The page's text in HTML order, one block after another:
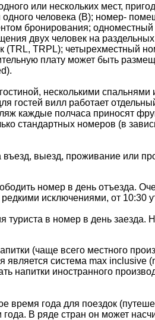
или нескольких мест,
человека (В); номер-
бронирования;
двух человек на раздельных
(TRL, TRPL); четырехместный
плату может быть
несколькими спальнями
гостей вилл работает
каждые полчаса приносят
стандартных номеров (в
выезд, проживание или
номер в день отъезда.
исключениями, от 10:30
в номер в день заезда.
(чаще всего местного
система max inclusive
напитки иностранного
время года для поездок
В ряде стран он может